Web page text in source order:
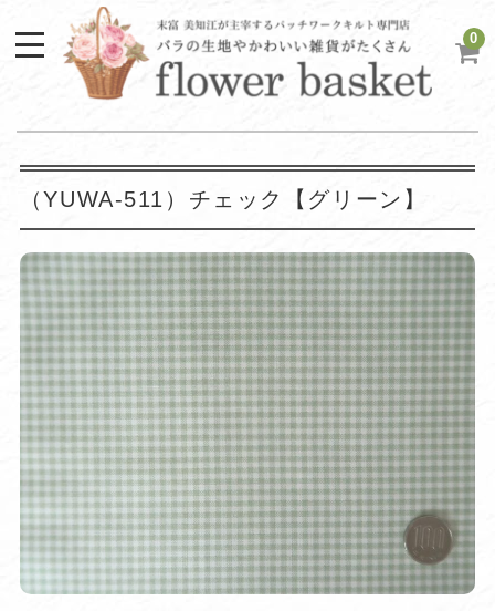
0
（YUWA-511）チェック【グリーン】